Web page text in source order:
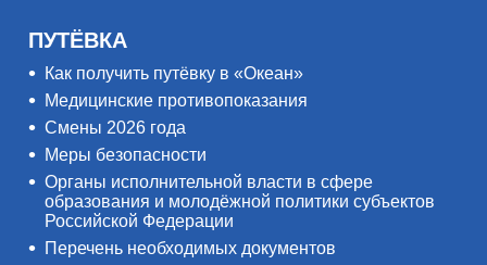
ПУТЁВКА
Как получить путёвку в «Океан»
Медицинские противопоказания
Смены 2026 года
Меры безопасности
Органы исполнительной власти в сфере
образования и молодёжной политики субъектов
Российской Федерации
Перечень необходимых документов